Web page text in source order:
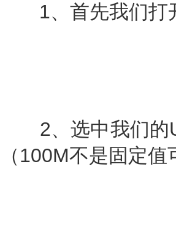
1、首先我们打
2、选中我们的U
（100M不是固定